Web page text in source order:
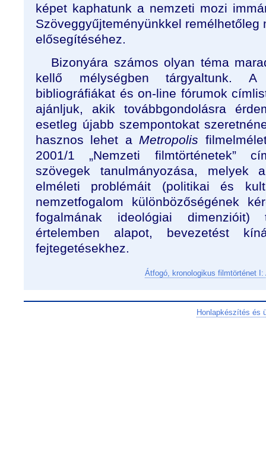
képet kaphatunk a nemzeti mozi
Szöveggyűjteményünkkel
elősegítéséhez.
Bizonyára számos olyan téma
kellő mélységben tárgyaltunk. A
bibliográfiákat és on-line fórumok
ajánljuk, akik továbbgondolásra
esetleg újabb szempontokat
hasznos lehet a Metropolis
2001/1 „Nemzeti filmtörténetek”
szövegek tanulmányozása, melyek
elméleti problémáit (politikai és
nemzetfogalom különbözőségének
fogalmának ideológiai
értelemben alapot, bevezetést
fejtegetésekhez.
Átfogó, kronologikus filmtörténet
Honlapkészítés és